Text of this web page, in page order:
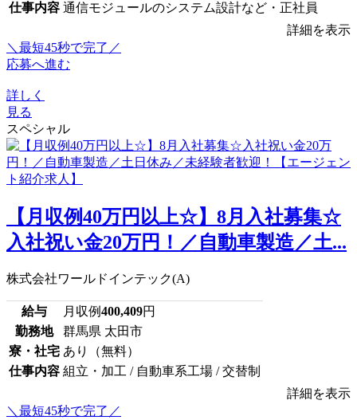
仕事内容 通信モジュールのシステム設計など・正社員
詳細を表示
＼最短45秒で完了／
応募へ進む
詳しく
見る
スペシャル
【月収例40万円以上☆】8月入社募集☆
入社祝い金20万円！／自動車製造／土...
株式会社ワールドインテック(A)
給与 月収例400,409円
勤務地
群馬県 太田市
寮・社宅 あり（無料）
仕事内容 組立・加工 / 自動車系工場 / 交替制
詳細を表示
＼最短45秒で完了／